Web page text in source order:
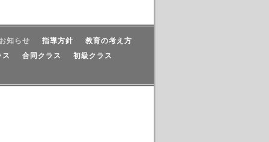
知らせ 指導方針
教育の考え方
ス
合同クラス 初級クラス